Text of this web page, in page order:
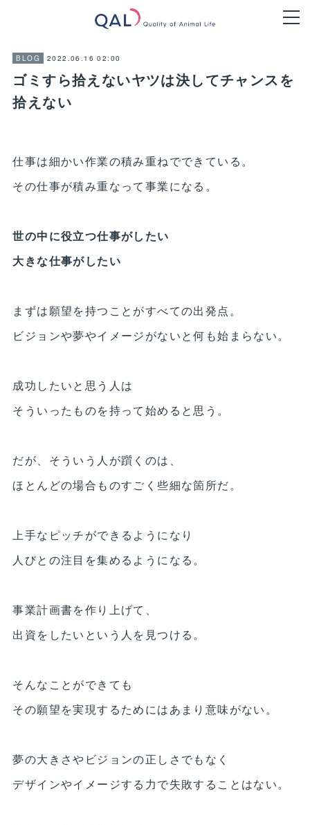
BLOG 2022.06.16 02:00
ゴミすら拾えないヤツは決してチャンスを
拾えない
仕事は細かい作業の積み重ねでできている。
その仕事が積み重なって事業になる。
世の中に役立つ仕事がしたい
大きな仕事がしたい
まずは願望を持つことがすべての出発点。
ビジョンや夢やイメージがないと何も始まらない。
成功したいと思う人は
そういったものを持って始めると思う。
だが、そういう人が躓くのは、
ほとんどの場合ものすごく些細な箇所だ。
上手なピッチができるようになり
人びとの注目を集めるようになる。
事業計画書を作り上げて、
出資をしたいという人を見つける。
そんなことができても
その願望を実現するためにはあまり意味がない。
夢の大きさやビジョンの正しさでもなく
デザインやイメージする力で失敗することはない。